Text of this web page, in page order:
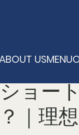
USMENU
ョー
｜理